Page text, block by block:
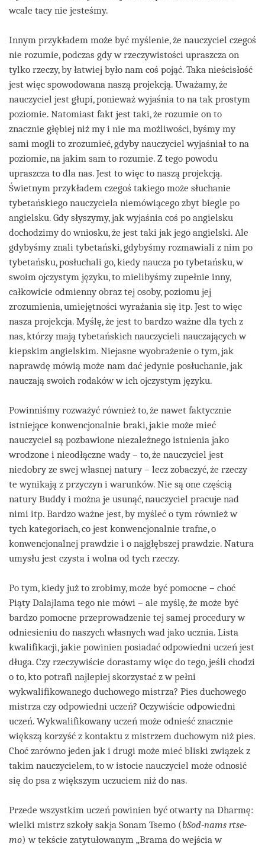
wcale tacy nie jesteśmy.
Innym przykładem może być myślenie, że nauczyciel czegoś
nie rozumie, podczas gdy w rzeczywistości upraszcza on
tylko rzeczy, by łatwiej było nam coś pojąć. Taka nieścisłość
jest więc spowodowana naszą projekcją. Uważamy, że
nauczyciel jest głupi, ponieważ wyjaśnia to na tak prostym
poziomie. Natomiast fakt jest taki, że rozumie on to
znacznie głębiej niż my i nie ma możliwości, byśmy my
sami mogli to zrozumieć, gdyby nauczyciel wyjaśniał to na
poziomie, na jakim sam to rozumie. Z tego powodu
upraszcza to dla nas. Jest to więc to naszą projekcją.
Świetnym przykładem czegoś takiego może słuchanie
tybetańskiego nauczyciela niemówiącego zbyt biegle po
angielsku. Gdy słyszymy, jak wyjaśnia coś po angielsku
dochodzimy do wniosku, że jest taki jak jego angielski. Ale
gdybyśmy znali tybetański, gdybyśmy rozmawiali z nim po
tybetańsku, posłuchali go, kiedy naucza po tybetańsku, w
swoim ojczystym języku, to mielibyśmy zupełnie inny,
całkowicie odmienny obraz tej osoby, poziomu jej
zrozumienia, umiejętności wyrażania się itp. Jest to więc
nasza projekcja. Myślę, że jest to bardzo ważne dla tych z
nas, którzy mają tybetańskich nauczycieli nauczających w
kiepskim angielskim. Niejasne wyobrażenie o tym, jak
naprawdę mówią może nam dać jedynie posłuchanie, jak
nauczają swoich rodaków w ich ojczystym języku.
Powinniśmy rozważyć również to, że nawet faktycznie
istniejące konwencjonalnie braki, jakie może mieć
nauczyciel są pozbawione niezależnego istnienia jako
wrodzone i nieodłączne wady – to, że nauczyciel jest
niedobry ze swej własnej natury – lecz zobaczyć, że rzeczy
te wynikają z przyczyn i warunków. Nie są one częścią
natury Buddy i można je usunąć, nauczyciel pracuje nad
nimi itp. Bardzo ważne jest, by myśleć o tym również w
tych kategoriach, co jest konwencjonalnie trafne, o
konwencjonalnej prawdzie i o najgłębszej prawdzie. Natura
umysłu jest czysta i wolna od tych rzeczy.
Po tym, kiedy już to zrobimy, może być pomocne – choć
Piąty Dalajlama tego nie mówi – ale myślę, że może być
bardzo pomocne przeprowadzenie tej samej procedury w
odniesieniu do naszych własnych wad jako ucznia. Lista
kwalifikacji, jakie powinien posiadać odpowiedni uczeń jest
długa. Czy rzeczywiście dorastamy więc do tego, jeśli chodzi
o to, kto potrafi najlepiej skorzystać z w pełni
wykwalifikowanego duchowego mistrza? Pies duchowego
mistrza czy odpowiedni uczeń? Oczywiście odpowiedni
uczeń. Wykwalifikowany uczeń może odnieść znacznie
większą korzyść z kontaktu z mistrzem duchowym niż pies.
Choć zarówno jeden jak i drugi może mieć bliski związek z
takim nauczycielem, to w istocie nauczyciel może odnosić
się do psa z większym uczuciem niż do nas.
Przede wszystkim uczeń powinien być otwarty na Dharmę:
wielki mistrz szkoły sakja Sonam Tsemo (bSod-nams rtse-
mo) w tekście zatytułowanym „Brama do wejścia w